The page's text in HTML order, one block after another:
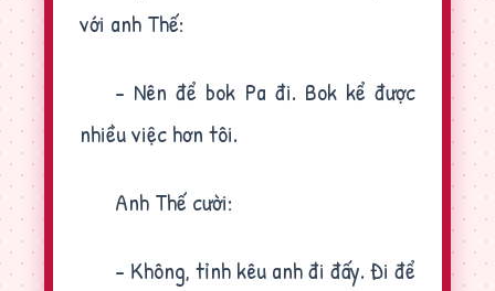
với anh Thế:
- Nên để bok Pa đi. Bok kể được
nhiều việc hơn tôi.
Anh Thế cười:
- Không, tỉnh kêu anh đi đấy. Đi để